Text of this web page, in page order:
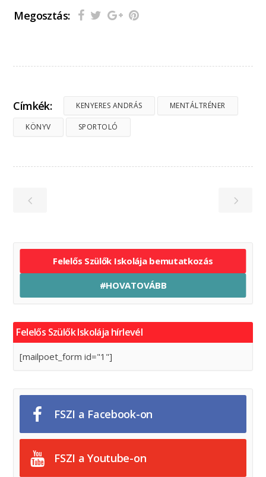
Megosztás:
Címkék: KENYERES ANDRÁS MENTÁLTRÉNER
KÖNYV SPORTOLÓ
Felelős Szülők Iskolája bemutatkozás
#HOVATOVÁBB
Felelős Szülők Iskolája hírlevél
[mailpoet_form id="1"]
FSZI a Facebook-on
FSZI a Youtube-on